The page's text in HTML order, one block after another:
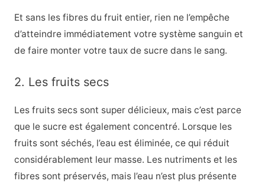
Et sans les fibres du fruit entier, rien ne l’empêche
d’atteindre immédiatement votre système sanguin et
de faire monter votre taux de sucre dans le sang.
2. Les fruits secs
Les fruits secs sont super délicieux, mais c’est parce
que le sucre est également concentré. Lorsque les
fruits sont séchés, l’eau est éliminée, ce qui réduit
considérablement leur masse. Les nutriments et les
fibres sont préservés, mais l’eau n’est plus présente